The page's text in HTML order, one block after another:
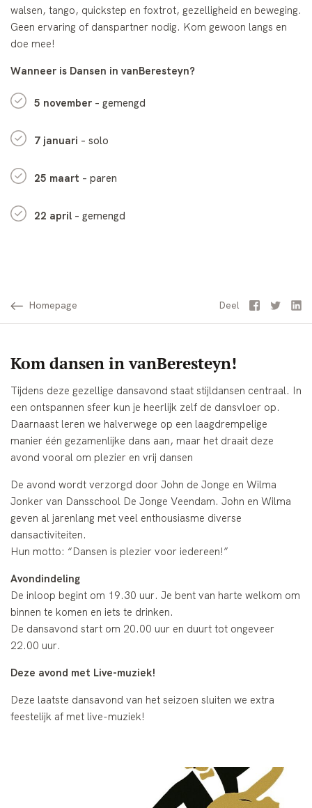
walsen, tango, quickstep en foxtrot, gezelligheid en beweging.
Geen ervaring of danspartner nodig. Kom gewoon langs en
doe mee!
Wanneer is Dansen in vanBeresteyn?
5 november– gemengd
7 januari – solo
25 maart – paren
22 april– gemengd
Homepage Deel Facebook
Twitter
Kom dansen in vanBeresteyn!
Tijdens deze gezellige dansavond staat stijldansen centraal. In
een ontspannen sfeer kun je heerlijk zelf de dansvloer op.
Daarnaast leren we halverwege op een laagdrempelige
manier één gezamenlijke dans aan, maar het draait deze
avond vooral om plezier en vrij dansen
De avond wordt verzorgd door John de Jonge en Wilma
Jonker van Dansschool De Jonge Veendam. John en Wilma
geven al jarenlang met veel enthousiasme diverse
dansactiviteiten.
Hun motto: “Dansen is plezier voor iedereen!”
Avondindeling
De inloop begint om 19.30 uur. Je bent van harte welkom om
binnen te komen en iets te drinken.
De dansavond start om 20.00 uur en duurt tot ongeveer
22.00 uur.
Deze avond met Live-muziek!
Deze laatste dansavond van het seizoen sluiten we extra
feestelijk af met live-muziek!